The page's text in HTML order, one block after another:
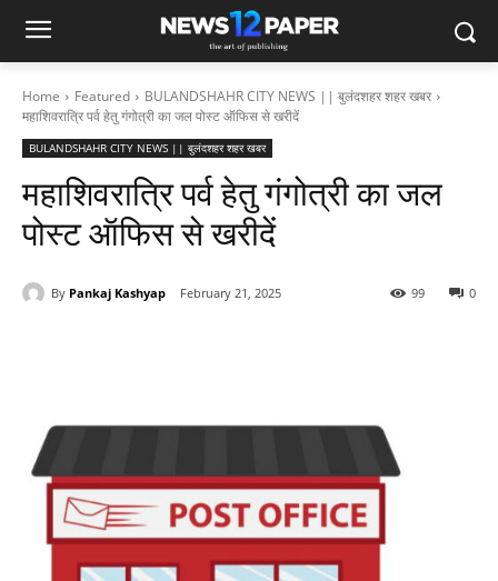
Home Featured
BULANDSHAHR CITY NEWS || बुलंदशहर शहर खबर
महाशिवरात्रि पर्व हेतु गंगोत्री का जल पोस्ट ऑफिस से खरीदें
BULANDSHAHR CITY NEWS || बुलंदशहर शहर खबर
महाशिवरात्रि पर्व हेतु गंगोत्री का जल
पोस्ट ऑफिस से खरीदें
By Pankaj Kashyap February 21, 2025 0
99